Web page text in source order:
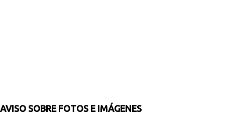
AVISO SOBRE FOTOS E IMÁGENES